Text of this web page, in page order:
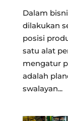
Dalam
dilakukan
posisi
satu alat
mengatur
adalah
swalayan...